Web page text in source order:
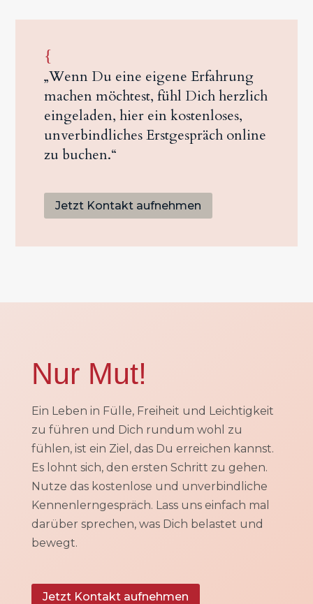
{
„Wenn Du eine eigene Erfahrung
machen möchtest, fühl Dich herzlich
eingeladen, hier ein kostenloses,
unverbindliches Erstgespräch online
zu buchen.“
Jetzt Kontakt aufnehmen
Nur Mut!
Ein Leben in Fülle, Freiheit und Leichtigkeit
zu führen und Dich rundum wohl zu
fühlen, ist ein Ziel, das Du erreichen kannst.
Es lohnt sich, den ersten Schritt zu gehen.
Nutze das kostenlose und unverbindliche
Kennenlerngespräch. Lass uns einfach mal
darüber sprechen, was Dich belastet und
bewegt.
Jetzt Kontakt aufnehmen